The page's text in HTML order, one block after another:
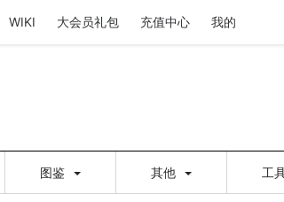
WIKI 大会员礼包 充值中心 我的
图鉴 其他 工